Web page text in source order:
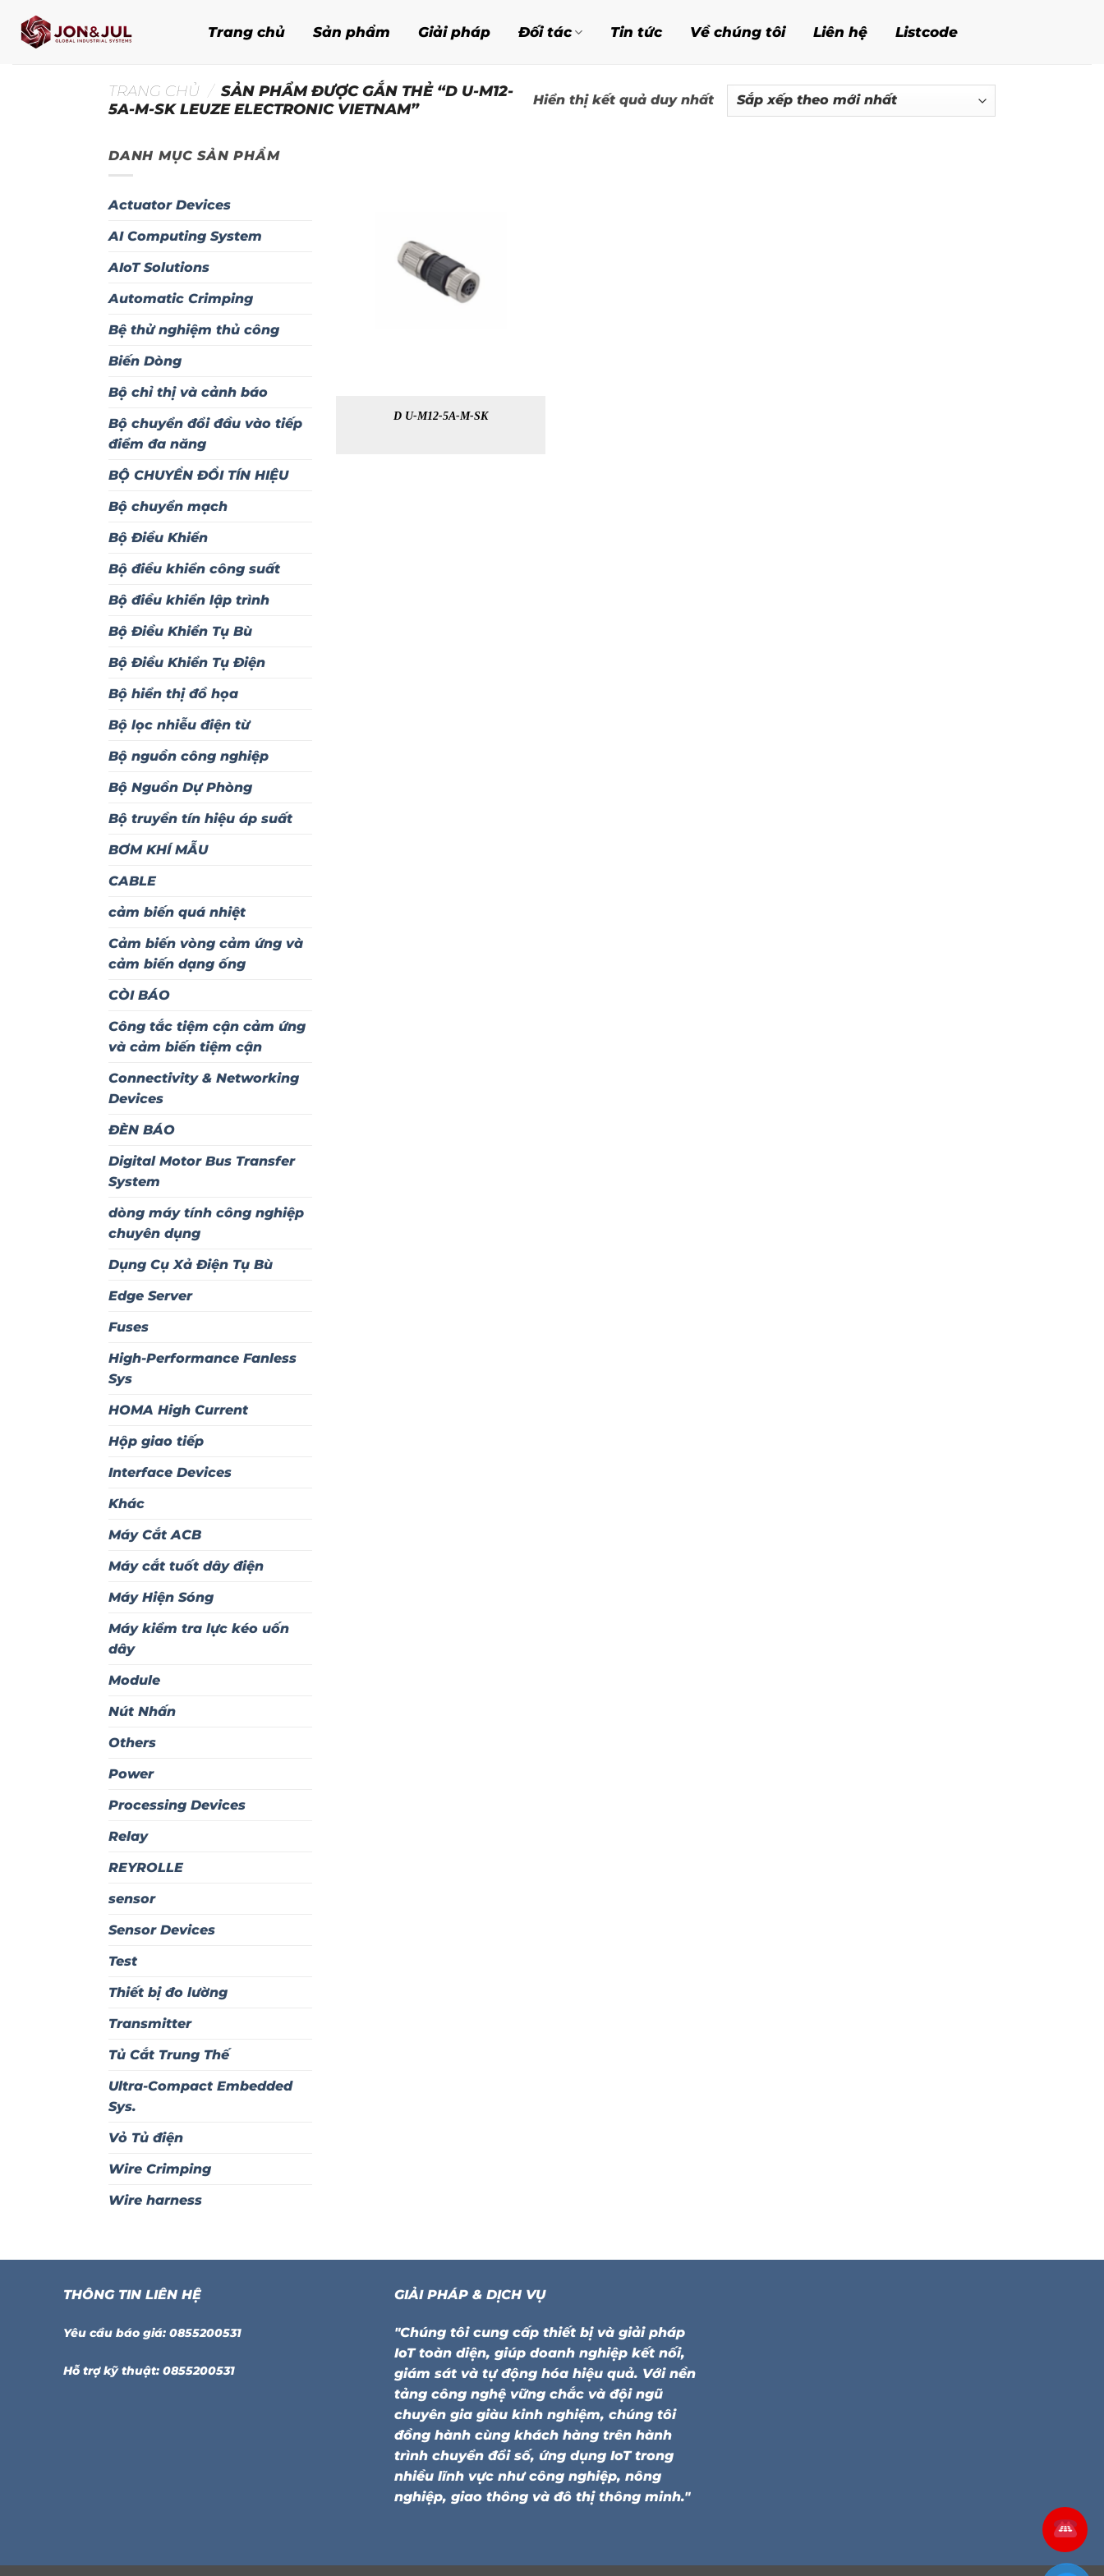
qua
Trang chủ Sản phẩm Giải pháp Đối tác Tin tức Về chúng tôi Liên hệ Listcode
TRANG CHỦ / SẢN PHẨM ĐƯỢC GẮN THẺ “D U-M12-
5A-M-SK LEUZE ELECTRONIC VIETNAM”
Hiển thị kết quả duy nhất
DANH MỤC SẢN PHẨM
Actuator Devices
AI Computing System
AIoT Solutions
Automatic Crimping
Bệ thử nghiệm thủ công
Biến Dòng
Bộ chỉ thị và cảnh báo
Bộ chuyển đổi đầu vào tiếp
điểm đa năng
BỘ CHUYỂN ĐỔI TÍN HIỆU
Bộ chuyển mạch
Bộ Điều Khiển
Bộ điều khiển công suất
Bộ điều khiển lập trình
Bộ Điều Khiển Tụ Bù
Bộ Điều Khiển Tụ Điện
Bộ hiển thị đồ họa
Bộ lọc nhiễu điện từ
Bộ nguồn công nghiệp
Bộ Nguồn Dự Phòng
Bộ truyền tín hiệu áp suất
BƠM KHÍ MẪU
CABLE
cảm biến quá nhiệt
Cảm biến vòng cảm ứng và
cảm biến dạng ống
CÒI BÁO
Công tắc tiệm cận cảm ứng
và cảm biến tiệm cận
Connectivity & Networking
Devices
ĐÈN BÁO
Digital Motor Bus Transfer
System
dòng máy tính công nghiệp
chuyên dụng
Dụng Cụ Xả Điện Tụ Bù
Edge Server
Fuses
High-Performance Fanless
Sys
HOMA High Current
Hộp giao tiếp
Interface Devices
Khác
Máy Cắt ACB
Máy cắt tuốt dây điện
Máy Hiện Sóng
Máy kiểm tra lực kéo uốn
dây
Module
Nút Nhấn
Others
Power
Processing Devices
Relay
REYROLLE
sensor
Sensor Devices
Test
Thiết bị đo lường
Transmitter
Tủ Cắt Trung Thế
Ultra-Compact Embedded
Sys.
Vỏ Tủ điện
Wire Crimping
Wire harness
D U-M12-5A-M-SK
THÔNG TIN LIÊN HỆ
Yêu cầu báo giá: 0855200531
Hỗ trợ kỹ thuật: 0855200531
GIẢI PHÁP & DỊCH VỤ
"Chúng tôi cung cấp thiết bị và giải pháp
IoT toàn diện, giúp doanh nghiệp kết nối,
giám sát và tự động hóa hiệu quả. Với nền
tảng công nghệ vững chắc và đội ngũ
chuyên gia giàu kinh nghiệm, chúng tôi
đồng hành cùng khách hàng trên hành
trình chuyển đổi số, ứng dụng IoT trong
nhiều lĩnh vực như công nghiệp, nông
nghiệp, giao thông và đô thị thông minh."